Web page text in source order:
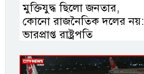
মুক্তিযুদ্ধ ছিলো জনতার,
কোনো রাজনৈতিক দলের নয়:
ভারপ্রাপ্ত রাষ্ট্রপতি